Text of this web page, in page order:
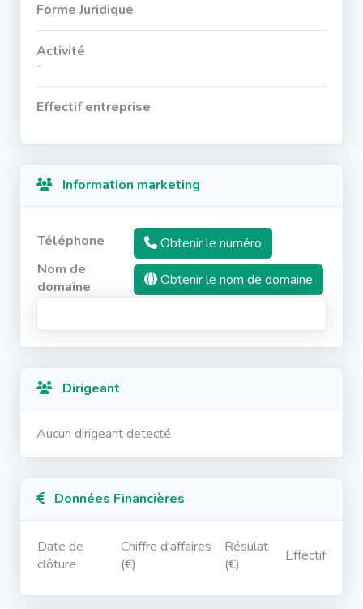
Forme Juridique
Activité
-
Effectif entreprise
Information marketing
Téléphone
Obtenir le numéro
Nom de
domaine
Obtenir le nom de domaine
Dirigeant
Aucun dirigeant detecté
Données Financières
Date de
clôture
Chiffre d'affaires
(€)
Résulat
(€)
Effectif